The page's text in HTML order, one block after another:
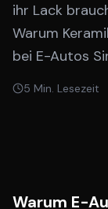
ihr Lack
Warum
bei E-Autos
5 Min. Lesezeit
Warum E-